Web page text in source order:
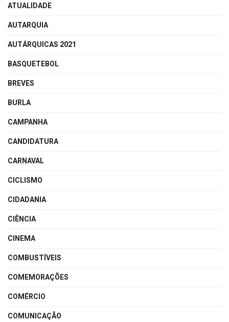
ATUALIDADE
AUTARQUIA
AUTÁRQUICAS 2021
BASQUETEBOL
BREVES
BURLA
CAMPANHA
CANDIDATURA
CARNAVAL
CICLISMO
CIDADANIA
CIÊNCIA
CINEMA
COMBUSTÍVEIS
COMEMORAÇÕES
COMÉRCIO
COMUNICAÇÃO